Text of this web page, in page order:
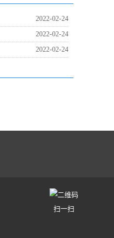
2022-02-24
2022-02-24
2022-02-24
扫一扫